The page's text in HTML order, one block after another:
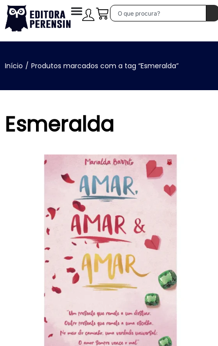
Início / Produtos marcados com a tag “Esmeralda”
Esmeralda